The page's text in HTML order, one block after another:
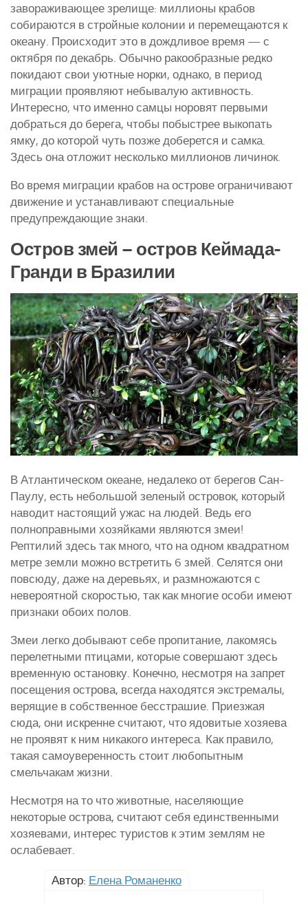
завораживающее зрелище: миллионы крабов
собираются в стройные колонии и перемещаются к
океану. Происходит это в дождливое время — с
октября по декабрь. Обычно ракообразные редко
покидают свои уютные норки, однако, в период
миграции проявляют небывалую активность.
Интересно, что именно самцы норовят первыми
добраться до берега, чтобы побыстрее выкопать
ямку, до которой чуть позже доберется и самка.
Здесь она отложит несколько миллионов личинок.
Во время миграции крабов на острове ограничивают
движение и устанавливают специальные
предупреждающие знаки.
Остров змей – остров Кеймада-
Гранди в Бразилии
В Атлантическом океане, недалеко от берегов Сан-
Паулу, есть небольшой зеленый островок, который
наводит настоящий ужас на людей. Ведь его
полноправными хозяйками являются змеи!
Рептилий здесь так много, что на одном квадратном
метре земли можно встретить 6 змей. Селятся они
повсюду, даже на деревьях, и размножаются с
невероятной скоростью, так как многие особи имеют
признаки обоих полов.
Змеи легко добывают себе пропитание, лакомясь
перелетными птицами, которые совершают здесь
временную остановку. Конечно, несмотря на запрет
посещения острова, всегда находятся экстремалы,
верящие в собственное бесстрашие. Приезжая
сюда, они искренне считают, что ядовитые хозяева
не проявят к ним никакого интереса. Как правило,
такая самоуверенность стоит любопытным
смельчакам жизни.
Несмотря на то что животные, населяющие
некоторые острова, считают себя единственными
хозяевами, интерес туристов к этим землям не
ослабевает.
Автор: Елена Романенко